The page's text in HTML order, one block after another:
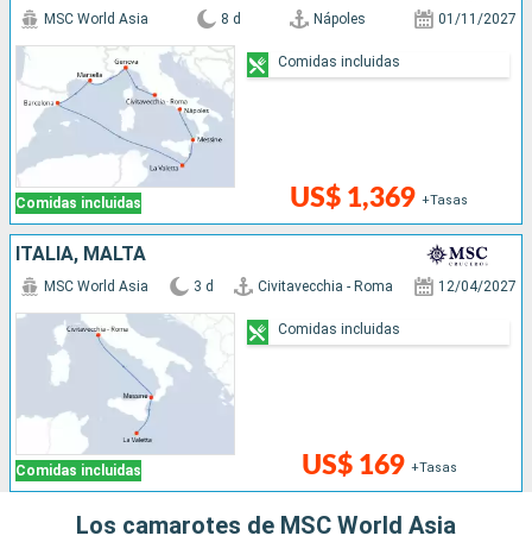
Comidas incluidas
MSC World Asia 8 d Nápoles 01/11/2027
US$ 1,369 +Tasas
Comidas incluidas
ITALIA, MALTA
Comidas incluidas
MSC World Asia 3 d Civitavecchia - Roma 12/04/2027
US$ 169 +Tasas
Comidas incluidas
Los camarotes de MSC World Asia